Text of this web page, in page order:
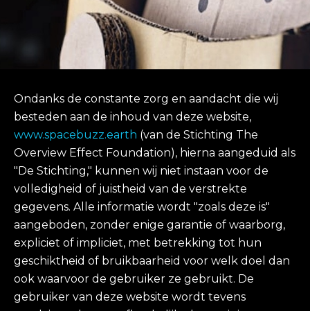
Ondanks de constante zorg en aandacht die wij
besteden aan de inhoud van deze website,
www.spacebuzz.earth (van de Stichting The
Overview Effect Foundation), hierna aangeduid als
"De Stichting," kunnen wij niet instaan voor de
volledigheid of juistheid van de verstrekte
gegevens. Alle informatie wordt "zoals deze is"
aangeboden, zonder enige garantie of waarborg,
expliciet of impliciet, met betrekking tot hun
geschiktheid of bruikbaarheid voor welk doel dan
ook waarvoor de gebruiker ze gebruikt. De
gebruiker van deze website wordt tevens